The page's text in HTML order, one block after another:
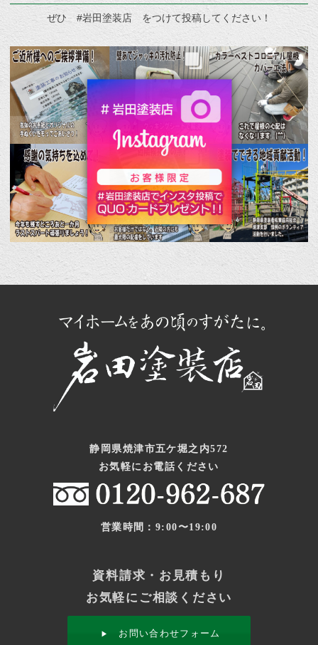
ぜひ #岩田塗装店 をつけて投稿してください！
静岡県焼津市五ケ堀之内572
お気軽にお電話ください
営業時間：9:00〜19:00
資料請求・お見積もり
お気軽にご相談ください
お問い合わせフォーム